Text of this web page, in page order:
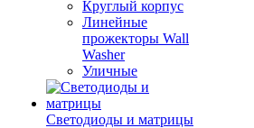
Круглый корпус
Линейные
прожекторы Wall
Washer
Уличные
Светодиоды и матрицы